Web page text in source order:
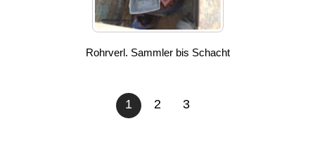
Rohrverl. Sammler bis Schacht
1 2 3